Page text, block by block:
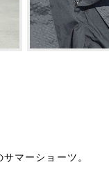
マーショーツ。